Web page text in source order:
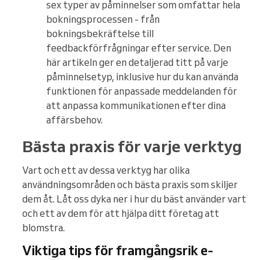
sex typer av påminnelser som omfattar hela
bokningsprocessen - från
bokningsbekräftelse till
feedbackförfrågningar efter service. Den
här artikeln ger en detaljerad titt på varje
påminnelsetyp, inklusive hur du kan använda
funktionen för anpassade meddelanden för
att anpassa kommunikationen efter dina
affärsbehov.
Bästa praxis för varje verktyg
Vart och ett av dessa verktyg har olika
användningsområden och bästa praxis som skiljer
dem åt. Låt oss dyka ner i hur du bäst använder vart
och ett av dem för att hjälpa ditt företag att
blomstra.
Viktiga tips för framgångsrik e-